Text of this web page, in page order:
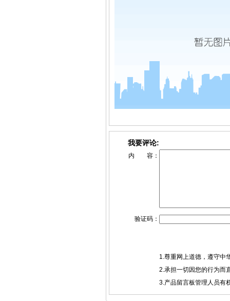
我要评论:
内 容：
验证码：
1.尊重网上道德，遵守中
2.承担一切因您的行为而
3.产品留言板管理人员有